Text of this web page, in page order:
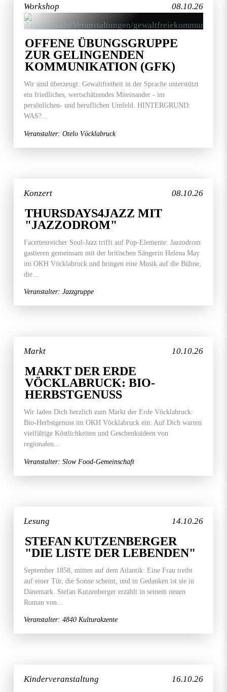
08.10.26
Workshop
OFFENE ÜBUNGSGRUPPE
ZUR GELINGENDEN
KOMMUNIKATION (GFK)
Wir sind überzeugt: Gewaltfreiheit in der Sprache unterstützt
ein friedliches, wertschätzendes Miteinander - im
persönlichen- und beruflichen Umfeld. HINTERGRUND:
WAS?...
Veranstalter: Otelo Vöcklabruck
08.10.26
Konzert
THURSDAYS4JAZZ MIT
"JAZZODROM"
Facettenreicher Soul-Jazz trifft auf Pop-Elemente: Jazzodrom
gastieren gemeinsam mit der britischen Sängerin Helena May
im OKH Vöcklabruck und bringen eine Musik auf die Bühne,
die...
Veranstalter: Jazzgruppe
10.10.26
Markt
MARKT DER ERDE
VÖCKLABRUCK: BIO-
HERBSTGENUSS
Wir laden Dich herzlich zum Markt der Erde Vöcklabruck:
Bio-Herbstgenuss im OKH Vöcklabruck ein: Auf Dich warten
vielfältige Köstlichkeiten und Geschenksideen von
regionalen...
Veranstalter: Slow Food-Gemeinschaft
14.10.26
Lesung
STEFAN KUTZENBERGER
"DIE LISTE DER LEBENDEN"
September 1858, mitten auf dem Atlantik: Eine Frau treibt
auf einer Tür, die Sonne scheint, und in Gedanken ist sie in
Dänemark. Stefan Kutzenberger erzählt in seinem neuen
Roman von...
Veranstalter: 4840 Kulturakzente
16.10.26
Kinderveranstaltung